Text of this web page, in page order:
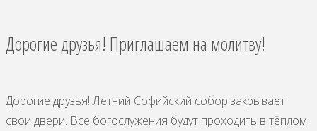
Дорогие друзья! Приглашаем на молитву!
Дорогие друзья! Летний Софийский собор закрывает
свои двери. Все богослужения будут проходить в тёплом